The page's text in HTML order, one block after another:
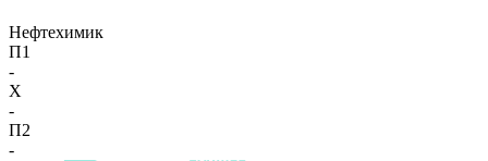
Нефтехимик
П1
-
X
-
П2
-